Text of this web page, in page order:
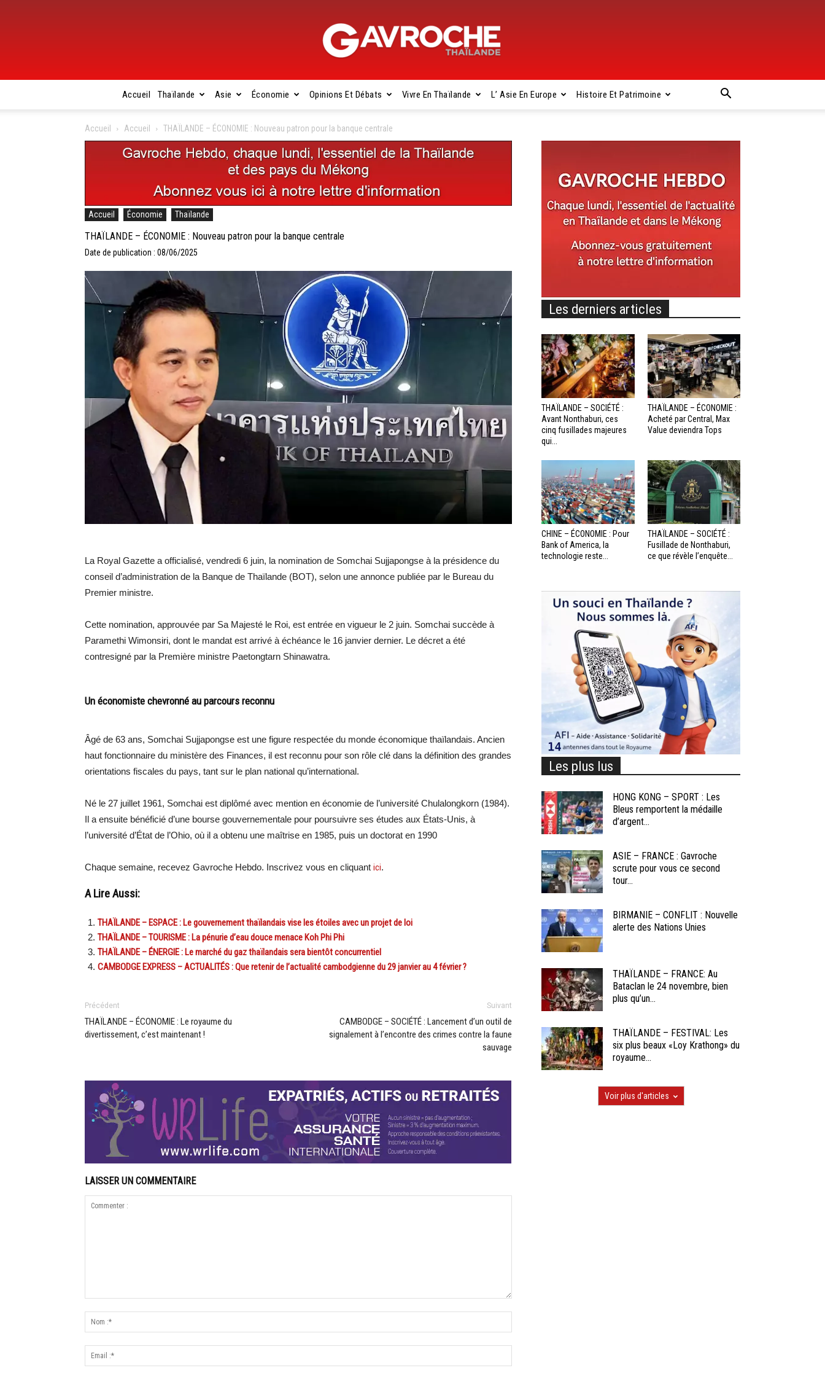
Gavroche
Accueil Thaïlande Asie Économie Opinions Et Débats Vivre En Thaïlande L’ Asie En Europe Histoire Et Patrimoine
Accueil Accueil THAÏLANDE – ÉCONOMIE : Nouveau patron pour la banque centrale
Accueil Économie Thaïlande
THAÏLANDE – ÉCONOMIE : Nouveau patron pour la banque centrale
Date de publication : 08/06/2025
La Royal Gazette a officialisé, vendredi 6 juin, la nomination de Somchai Sujjapongse à la présidence du
conseil d’administration de la Banque de Thaïlande (BOT), selon une annonce publiée par le Bureau du
Premier ministre.
Cette nomination, approuvée par Sa Majesté le Roi, est entrée en vigueur le 2 juin. Somchai succède à
Paramethi Wimonsiri, dont le mandat est arrivé à échéance le 16 janvier dernier. Le décret a été
contresigné par la Première ministre Paetongtarn Shinawatra.
Un économiste chevronné au parcours reconnu
Âgé de 63 ans, Somchai Sujjapongse est une figure respectée du monde économique thaïlandais. Ancien
haut fonctionnaire du ministère des Finances, il est reconnu pour son rôle clé dans la définition des grandes
orientations fiscales du pays, tant sur le plan national qu’international.
Né le 27 juillet 1961, Somchai est diplômé avec mention en économie de l’université Chulalongkorn (1984).
Il a ensuite bénéficié d’une bourse gouvernementale pour poursuivre ses études aux États-Unis, à
l’université d’État de l’Ohio, où il a obtenu une maîtrise en 1985, puis un doctorat en 1990
Chaque semaine, recevez Gavroche Hebdo. Inscrivez vous en cliquant ici.
A Lire Aussi:
THAÏLANDE – ESPACE : Le gouvernement thaïlandais vise les étoiles avec un projet de loi
THAÏLANDE – TOURISME : La pénurie d’eau douce menace Koh Phi Phi
THAÏLANDE – ÉNERGIE : Le marché du gaz thaïlandais sera bientôt concurrentiel
CAMBODGE EXPRESS – ACTUALITÉS : Que retenir de l’actualité cambodgienne du 29 janvier au 4 février ?
Précédent
THAÏLANDE – ÉCONOMIE : Le royaume du
divertissement, c’est maintenant !
Suivant
CAMBODGE – SOCIÉTÉ : Lancement d’un outil de
signalement à l’encontre des crimes contre la faune
sauvage
LAISSER UN COMMENTAIRE
Les derniers articles
THAÏLANDE – SOCIÉTÉ :
Avant Nonthaburi, ces
cinq fusillades majeures
qui...
THAÏLANDE – ÉCONOMIE :
Acheté par Central, Max
Value deviendra Tops
CHINE – ÉCONOMIE : Pour
Bank of America, la
technologie reste...
THAÏLANDE – SOCIÉTÉ :
Fusillade de Nonthaburi,
ce que révèle l’enquête...
Les plus lus
HONG KONG – SPORT : Les
Bleus remportent la médaille
d’argent...
ASIE – FRANCE : Gavroche
scrute pour vous ce second
tour...
BIRMANIE – CONFLIT : Nouvelle
alerte des Nations Unies
THAÏLANDE – FRANCE: Au
Bataclan le 24 novembre, bien
plus qu’un...
THAÏLANDE – FESTIVAL: Les
six plus beaux «Loy Krathong» du
royaume...
Voir plus d'articles